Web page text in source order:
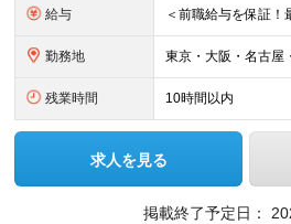
給与
勤務地
残業時間 10時間以内
求人を見る
掲載終了予定日：